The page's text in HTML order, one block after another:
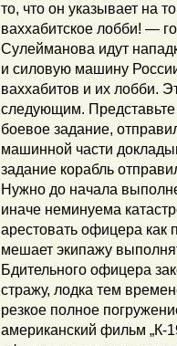
то, что он указывает на
ваххабитское лобби! —
Сулейманова идут
и силовую машину
ваххабитов и их лобби.
следующим. Представьте
боевое задание,
машинной части
задание корабль
Нужно до начала
иначе неминуема
арестовать офицера как
мешает экипажу
Бдительного офицера
стражу, лодка тем
резкое полное
американский фильм